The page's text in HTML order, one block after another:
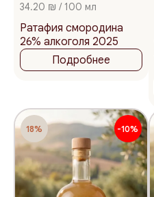
34.20 ₪ / 100 мл
Ратафия смородина
26% алкоголя 2025
Подробнее
-10%
18%